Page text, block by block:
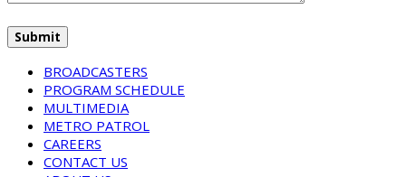
BROADCASTERS
PROGRAM SCHEDULE
MULTIMEDIA
METRO PATROL
CAREERS
CONTACT US